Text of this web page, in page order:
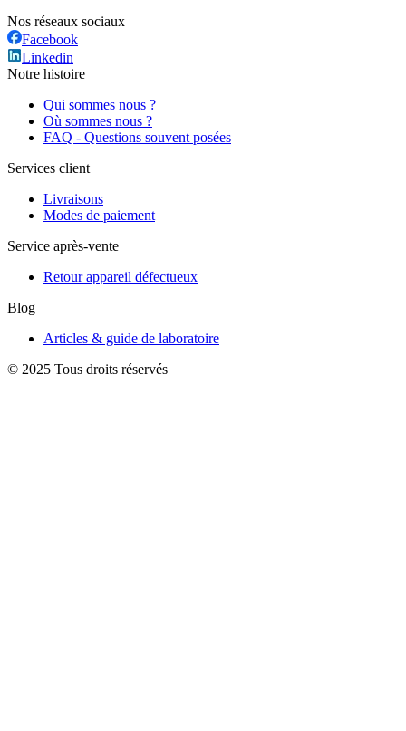
Nos réseaux sociaux
Facebook
Linkedin
Notre histoire
Qui sommes nous ?
Où sommes nous ?
FAQ - Questions souvent posées
Services client
Livraisons
Modes de paiement
Service après-vente
Retour appareil défectueux
Blog
Articles & guide de laboratoire
© 2025 Tous droits réservés